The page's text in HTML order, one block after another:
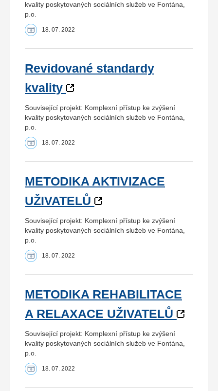
kvality poskytovaných sociálních služeb ve Fontána,
p.o.
18. 07. 2022
Revidované standardy
kvality
Související projekt: Komplexní přístup ke zvýšení
kvality poskytovaných sociálních služeb ve Fontána,
p.o.
18. 07. 2022
METODIKA AKTIVIZACE
UŽIVATELŮ
Související projekt: Komplexní přístup ke zvýšení
kvality poskytovaných sociálních služeb ve Fontána,
p.o.
18. 07. 2022
METODIKA REHABILITACE
A RELAXACE UŽIVATELŮ
Související projekt: Komplexní přístup ke zvýšení
kvality poskytovaných sociálních služeb ve Fontána,
p.o.
18. 07. 2022